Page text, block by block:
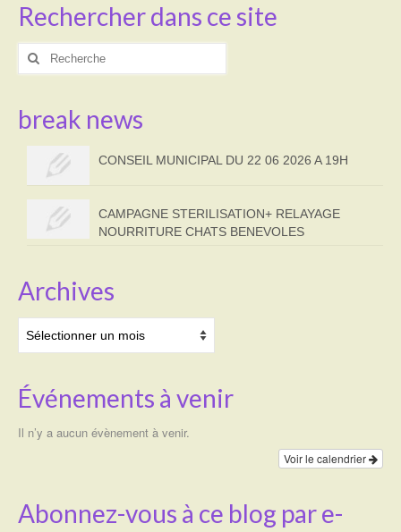
Rechercher dans ce site
Rechercher
break news
CONSEIL MUNICIPAL DU 22 06 2026 A 19H
CAMPAGNE STERILISATION+ RELAYAGE
NOURRITURE CHATS BENEVOLES
Archives
Événements à venir
Il n’y a aucun évènement à venir.
Voir le calendrier
Abonnez-vous à ce blog par e-